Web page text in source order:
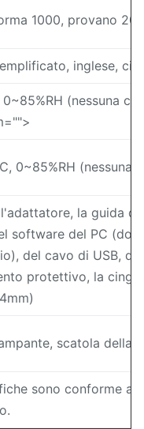
1000, provano
inglese,
(nessuna
0~85%RH (nessuna
la guida
software del PC
del cavo di USB, di
protettivo, la
scatola della
sono conforme a